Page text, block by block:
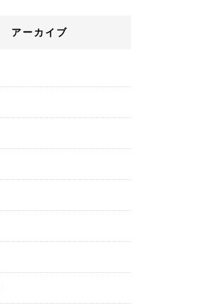
アーカイブ